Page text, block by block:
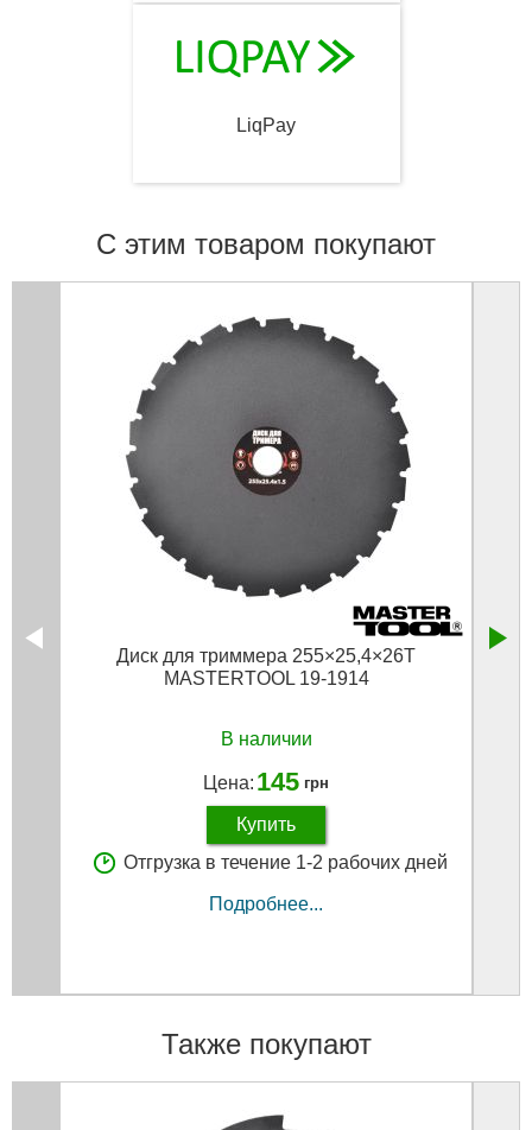
LiqPay
С этим товаром покупают
Диск для триммера 255×25,4×26Т
MASTERTOOL 19-1914
В наличии
Цена: 145 грн
Купить
Отгрузка в течение 1-2 рабочих дней
Подробнее...
Также покупают